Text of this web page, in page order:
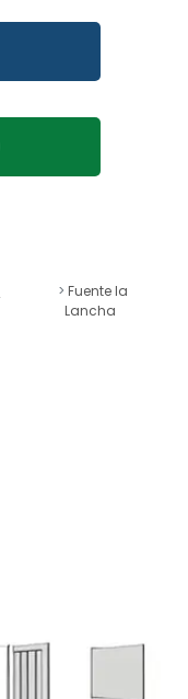
Fuente la
Lancha